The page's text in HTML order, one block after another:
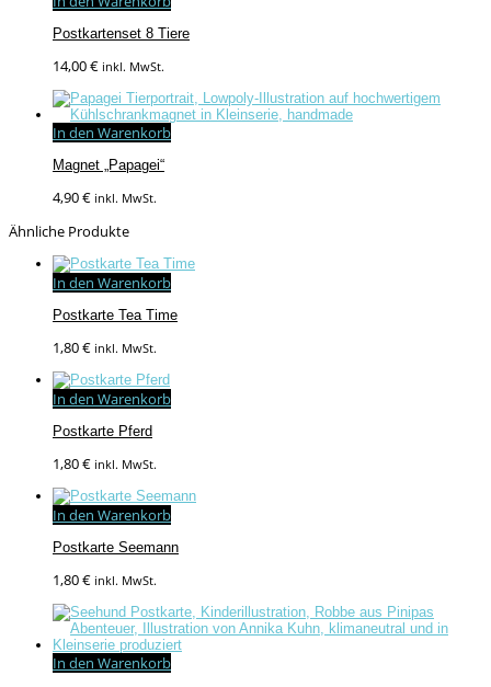
Postkartenset 8 Tiere
14,00€ inkl. MwSt.
In den Warenkorb
Magnet „Papagei“
4,90€ inkl. MwSt.
Ähnliche Produkte
In den Warenkorb
Postkarte Tea Time
1,80€ inkl. MwSt.
In den Warenkorb
Postkarte Pferd
1,80€ inkl. MwSt.
In den Warenkorb
Postkarte Seemann
1,80€ inkl. MwSt.
In den Warenkorb